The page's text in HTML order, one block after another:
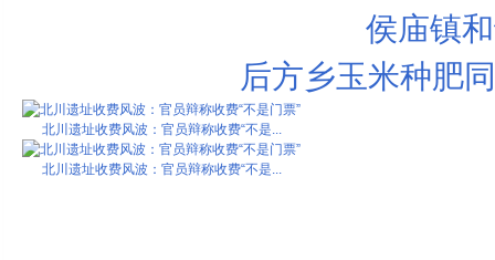
侯庙镇
后方乡玉米种肥
北川遗址收费风波：官员辩称收费“不是...
北川遗址收费风波：官员辩称收费“不是...